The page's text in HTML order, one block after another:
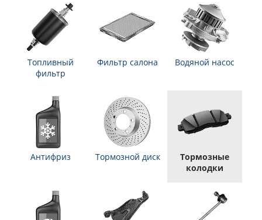
Топливный
фильтр
Фильтр салона Водяной насос
Антифриз Тормозной диск
Тормозные
колодки